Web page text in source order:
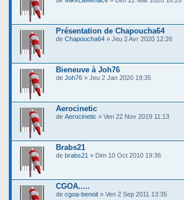
Présentation de Chapoucha64
de Chapoucha64 » Jeu 2 Avr 2020 12:26
Bieneuve à Joh76
de Joh76 » Jeu 2 Jan 2020 19:35
Aerocinetic
de Aerocinetic » Ven 22 Nov 2019 11:13
Brabs21
de brabs21 » Dim 10 Oct 2010 19:36
CGOA.....
de cgoa-benoit » Ven 2 Sep 2011 13:35